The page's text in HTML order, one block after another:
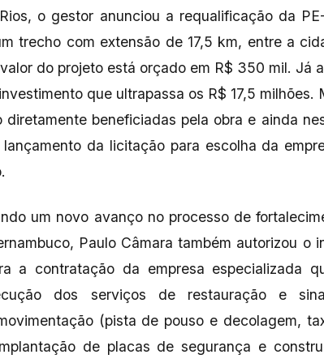
o gestor anunciou a requalificação da
trecho com extensão de 17,5 km, entre a
do projeto está orçado em R$ 350 mil. Já
que ultrapassa os R$ 17,5 milhões.
diretamente beneficiadas pela obra e ainda
da licitação para escolha da
um novo avanço no processo de
Paulo Câmara também autorizou o
a contratação da empresa especializada
dos serviços de restauração e
(pista de pouso e decolagem,
de placas de segurança e